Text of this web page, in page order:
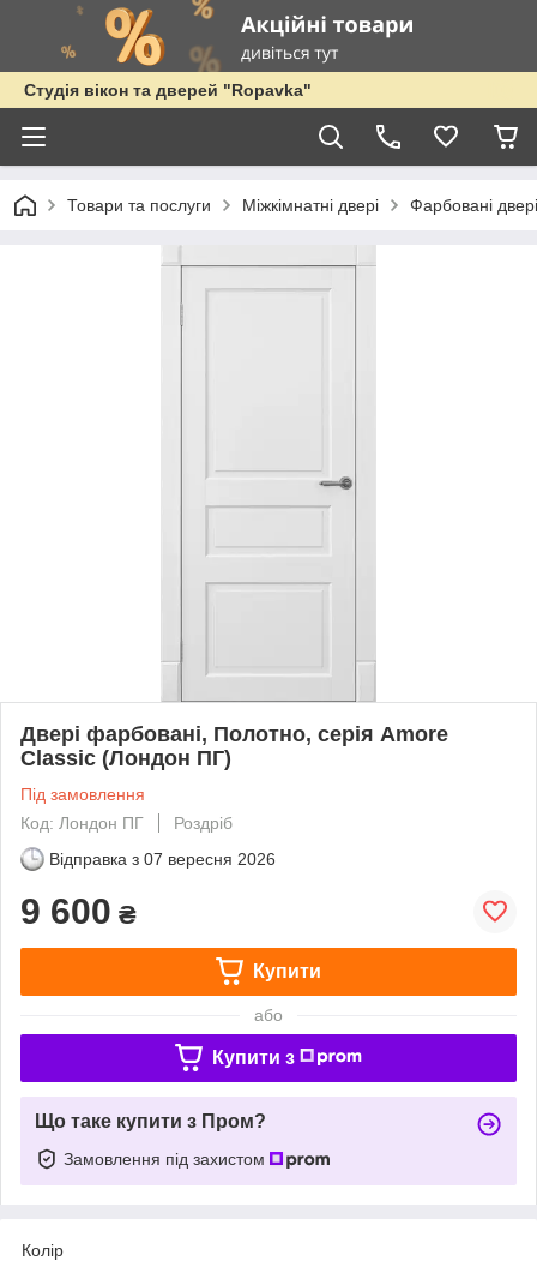
Студія вікон та дверей "Ropavka"
Товари та послуги Міжкімнатні двері Фарбовані двері
Двері фарбовані, Полотно, серія Amore
Classic (Лондон ПГ)
Під замовлення
Код: Лондон ПГ
Роздріб
Відправка з 07 вересня 2026
9 600 ₴
Купити
або
Купити з
Що таке купити з Пром?
Замовлення під захистом
Колір